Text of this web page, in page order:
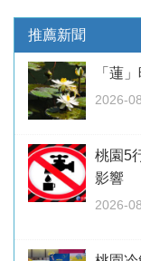
推薦新聞
「蓮
2026-
桃園5
影響
2026-